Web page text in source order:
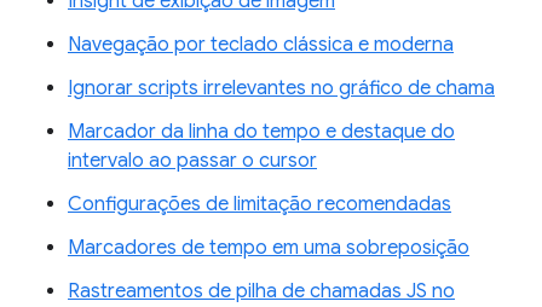
Navegação por teclado clássica e moderna
Ignorar scripts irrelevantes no gráfico de chama
Marcador da linha do tempo e destaque do
intervalo ao passar o cursor
Configurações de limitação recomendadas
Marcadores de tempo em uma sobreposição
Rastreamentos de pilha de chamadas JS no